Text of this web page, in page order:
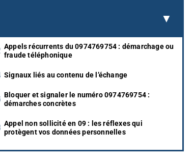
Appels récurrents du 0974769754 : démarchage ou
fraude téléphonique
Signaux liés au contenu de l’échange
Bloquer et signaler le numéro 0974769754 :
démarches concrètes
Appel non sollicité en 09 : les réflexes qui
protègent vos données personnelles